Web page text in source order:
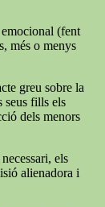
(fent
més o menys
greu sobre la
seus fills els
dels menors
els
alienadora i